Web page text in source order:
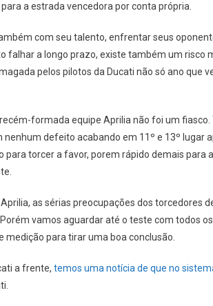
a estrada vencedora por conta própria.
com seu talento, enfrentar seus
falhar a longo prazo, existe também um risco
pelos pilotos da Ducati não só ano que
formada equipe Aprilia não foi um
defeito acabando em 11º e 13º lugar
torcer a favor, porem rápido demais para
as sérias preocupações dos torcedores
vamos aguardar até o teste com todos
para tirar uma boa conclusão.
a frente, temos uma notícia de que no